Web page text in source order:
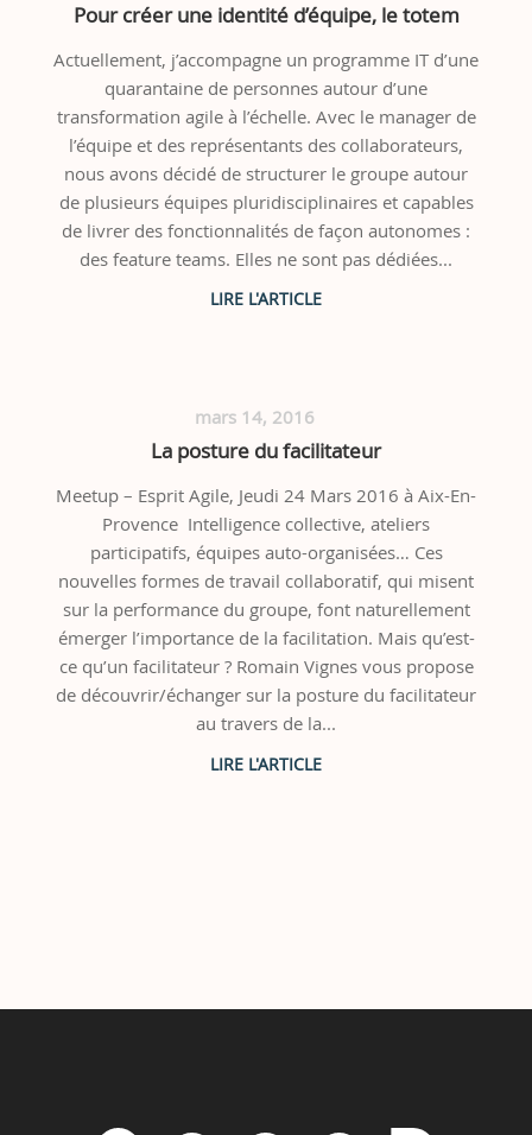
Pour créer une identité d’équipe, le totem
Actuellement, j’accompagne un programme IT d’une
quarantaine de personnes autour d’une
transformation agile à l’échelle. Avec le manager de
l’équipe et des représentants des collaborateurs,
nous avons décidé de structurer le groupe autour
de plusieurs équipes pluridisciplinaires et capables
de livrer des fonctionnalités de façon autonomes :
des feature teams. Elles ne sont pas dédiées...
mars 14, 2016
La posture du facilitateur
Meetup – Esprit Agile, Jeudi 24 Mars 2016 à Aix-En-
Provence Intelligence collective, ateliers
participatifs, équipes auto-organisées… Ces
nouvelles formes de travail collaboratif, qui misent
sur la performance du groupe, font naturellement
émerger l’importance de la facilitation. Mais qu’est-
ce qu’un facilitateur ? Romain Vignes vous propose
de découvrir/échanger sur la posture du facilitateur
au travers de la...